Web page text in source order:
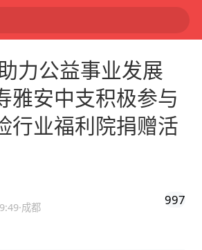
力公益事业发展
安中支积极参与
行业福利院捐赠活
·成都 997